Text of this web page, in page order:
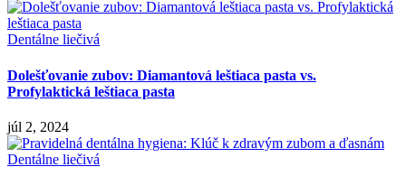
Dentálne liečivá
Dolešťovanie zubov: Diamantová leštiaca pasta vs.
Profylaktická leštiaca pasta
júl 2, 2024
Dentálne liečivá